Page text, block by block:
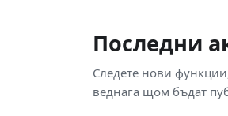
Последни
Следете нови
веднага щом бъдат